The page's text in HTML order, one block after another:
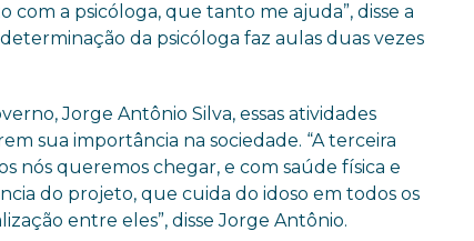
a psicóloga, que tanto me ajuda”, disse a
da psicóloga faz aulas duas vezes
Jorge Antônio Silva, essas atividades
sua importância na sociedade. “A terceira
nós queremos chegar, e com saúde física e
do projeto, que cuida do idoso em todos os
entre eles”, disse Jorge Antônio.